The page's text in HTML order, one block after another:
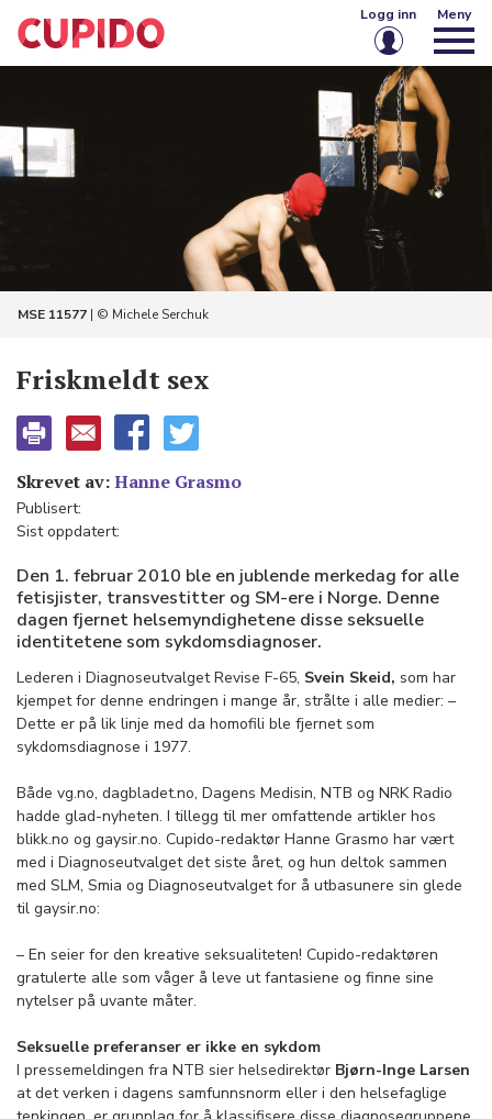
Logg inn
Husk meg på denne enheten
Meny
MSE 11577 | © Michele Serchuk
Friskmeldt sex
Skrevet av:Hanne Grasmo
Publisert:
Sist oppdatert:
Den 1. februar 2010 ble en jublende merkedag for alle
fetisjister, transvestitter og SM-ere i Norge. Denne
dagen fjernet helsemyndighetene disse seksuelle
identitetene som sykdomsdiagnoser.
Lederen i Diagnoseutvalget Revise F-65, Svein Skeid, som har
kjempet for denne endringen i mange år, strålte i alle medier: –
Dette er på lik linje med da homofili ble fjernet som
sykdomsdiagnose i 1977.
Både vg.no, dagbladet.no, Dagens Medisin, NTB og NRK Radio
hadde glad-nyheten. I tillegg til mer omfattende artikler hos
blikk.no og gaysir.no. Cupido-redaktør Hanne Grasmo har vært
med i Diagnoseutvalget det siste året, og hun deltok sammen
med SLM, Smia og Diagnoseutvalget for å utbasunere sin glede
til gaysir.no:
– En seier for den kreative seksualiteten! Cupido-redaktøren
gratulerte alle som våger å leve ut fantasiene og finne sine
nytelser på uvante måter.
Seksuelle preferanser er ikke en sykdom
I pressemeldingen fra NTB sier helsedirektør Bjørn-Inge Larsen
at det verken i dagens samfunnsnorm eller i den helsefaglige